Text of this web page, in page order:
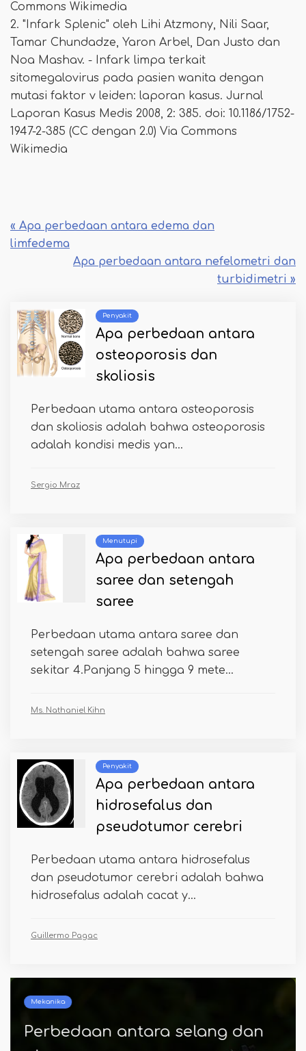
Commons Wikimedia
2. "Infark Splenic" oleh Lihi Atzmony, Nili Saar,
Tamar Chundadze, Yaron Arbel, Dan Justo dan
Noa Mashav. - Infark limpa terkait
sitomegalovirus pada pasien wanita dengan
mutasi faktor v leiden: laporan kasus. Jurnal
Laporan Kasus Medis 2008, 2: 385. doi: 10.1186/1752-
1947-2-385 (CC dengan 2.0) Via Commons
Wikimedia
« Apa perbedaan antara edema dan
limfedema
Apa perbedaan antara nefelometri dan
turbidimetri »
Penyakit
Apa perbedaan antara
osteoporosis dan
skoliosis
Perbedaan utama antara osteoporosis
dan skoliosis adalah bahwa osteoporosis
adalah kondisi medis yan...
Sergio Mraz
Menutupi
Apa perbedaan antara
saree dan setengah
saree
Perbedaan utama antara saree dan
setengah saree adalah bahwa saree
sekitar 4.Panjang 5 hingga 9 mete...
Ms. Nathaniel Kihn
Penyakit
Apa perbedaan antara
hidrosefalus dan
pseudotumor cerebri
Perbedaan utama antara hidrosefalus
dan pseudotumor cerebri adalah bahwa
hidrosefalus adalah cacat y...
Guillermo Pagac
Mekanika
Perbedaan antara selang dan